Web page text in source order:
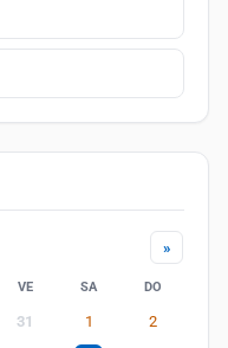
»
VE SA DO
31 1 2